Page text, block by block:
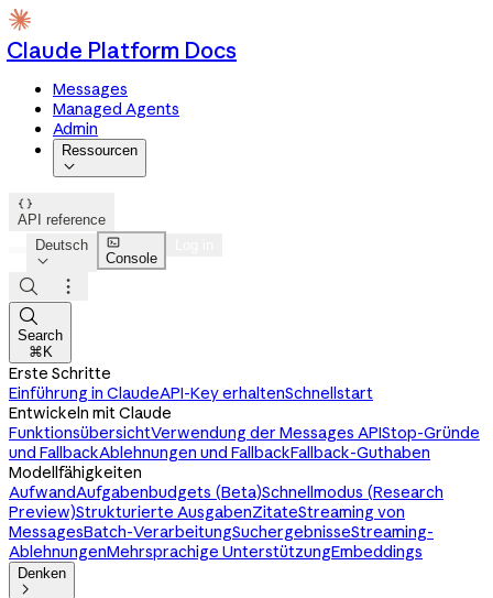
Claude Platform Docs
Messages
Managed Agents
Admin
Ressourcen


API reference
Deutsch


Console



Search
⌘K
Erste Schritte
Einführung in ClaudeAPI-Key erhaltenSchnellstart
Entwickeln mit Claude
FunktionsübersichtVerwendung der Messages APIStop-Gründe
und FallbackAblehnungen und FallbackFallback-Guthaben
Modellfähigkeiten
AufwandAufgabenbudgets (Beta)Schnellmodus (Research
Preview)Strukturierte AusgabenZitateStreaming von
MessagesBatch-VerarbeitungSuchergebnisseStreaming-
AblehnungenMehrsprachige UnterstützungEmbeddings
Denken
